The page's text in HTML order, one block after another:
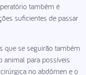
também é
suficientes de passar
que se seguirão também
animal para possíveis
no abdômen e o